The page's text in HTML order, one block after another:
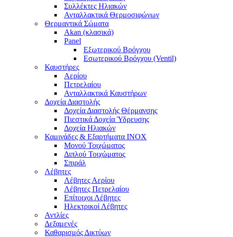
Συλλέκτες Ηλιακών
Ανταλλακτικά Θερμοσιφώνων
Θερμαντικά Σώματα
Akan (κλασικά)
Panel
Εξωτερικού Βρόγχου
Εσωτερικού Βρόγχου (Ventil)
Καυστήρες
Αερίου
Πετρελαίου
Ανταλλακτικά Καυστήρων
Δοχεία Διαστολής
Δοχεία Διαστολής Θέρμανσης
Πιεστικά Δοχεία Ύδρευσης
Δοχεία Ηλιακών
Καμινάδες & Εξαρτήματα ΙΝΟΧ
Μονού Τοιχώματος
Διπλού Τοιχώματος
Σπιράλ
Λέβητες
Λέβητες Αερίου
Λέβητες Πετρελαίου
Επίτοιχοι Λέβητες
Ηλεκτρικοί Λέβητες
Αντλίες
Δεξαμενές
Καθαρισμός Δικτύων